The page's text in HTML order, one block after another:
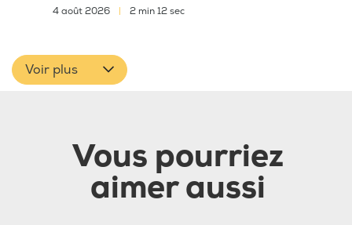
4 août 2026 2 min 12 sec
Voir plus
Vous pourriez
aimer aussi